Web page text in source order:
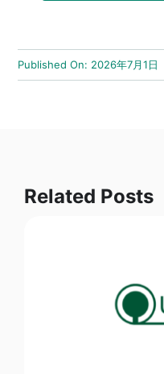
Published On: 2026年7月1日
Related Posts